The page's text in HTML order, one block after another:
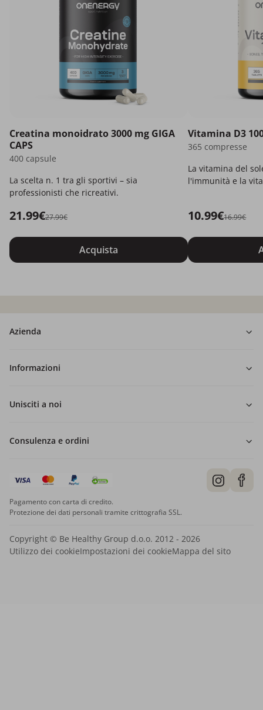
Creatina monoidrato 3000 mg GIGA
CAPS
400 capsule
La scelta n. 1 tra gli sportivi – sia
professionisti che ricreativi.
21.99€27.99€
Acquista
Vitamina D3
365 compresse
La vitamina del
l'immunità e la
10.99€16.99€
Azienda
Informazioni
Unisciti a noi
Consulenza e ordini
Pagamento con carta di credito.
Protezione dei dati personali tramite crittografia SSL.
Copyright © Be Healthy Group d.o.o. 2012 - 2026
Utilizzo dei cookieImpostazioni dei cookieMappa del sito